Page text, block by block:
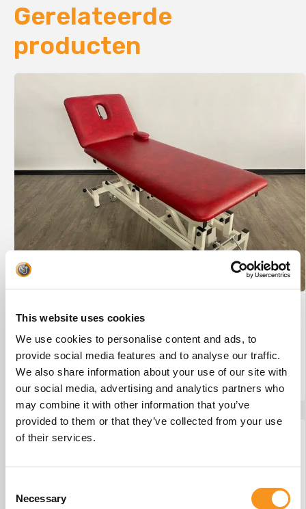
This website uses cookies
We use cookies to personalise content and ads, to
provide social media features and to analyse our traffic.
We also share information about your use of our site with
our social media, advertising and analytics partners who
may combine it with other information that you’ve
provided to them or that they’ve collected from your use
of their services.
Selection
Necessary
Gerelateerde
producten
Wesseling Eco-Line 2 #29
€875,00
BESTEL NU!